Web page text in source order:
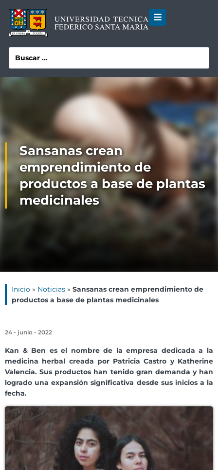
Sansanas crean
emprendimiento de
productos a base de plantas
medicinales
Inicio » Noticias » Sansanas crean emprendimiento de
productos a base de plantas medicinales
24 - junio - 2022
Kan & Ben es el nombre de la empresa dedicada a la
medicina herbal creada por Patricia Castro y Katherine
Valencia. Sus productos han tenido gran demanda y han
logrado una expansión significativa desde sus inicios a la
fecha.